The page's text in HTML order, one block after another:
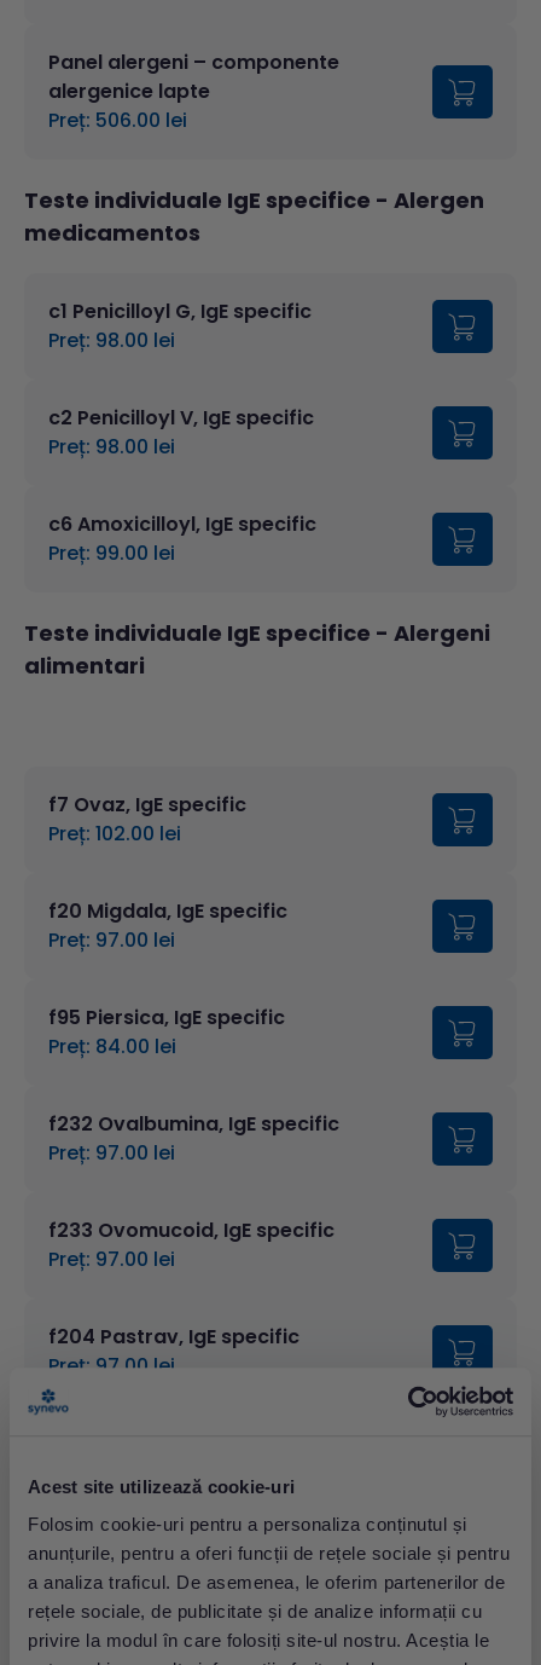
Acest site utilizează cookie-uri
Folosim cookie-uri pentru a personaliza conținutul și
anunțurile, pentru a oferi funcții de rețele sociale și pentru
a analiza traficul. De asemenea, le oferim partenerilor de
rețele sociale, de publicitate și de analize informații cu
privire la modul în care folosiți site-ul nostru. Aceștia le
Panel alergeni – componente
alergenice lapte
Preț: 506.00 lei
Teste individuale IgE specifice - Alergen
medicamentos
c1 Penicilloyl G, IgE specific
Preț: 98.00 lei
c2 Penicilloyl V, IgE specific
Preț: 98.00 lei
c6 Amoxicilloyl, IgE specific
Preț: 99.00 lei
Teste individuale IgE specifice - Alergeni
alimentari
f7 Ovaz, IgE specific
Preț: 102.00 lei
f20 Migdala, IgE specific
Preț: 97.00 lei
f95 Piersica, IgE specific
Preț: 84.00 lei
f232 Ovalbumina, IgE specific
Preț: 97.00 lei
f233 Ovomucoid, IgE specific
Preț: 97.00 lei
f204 Pastrav, IgE specific
Preț: 97.00 lei
f323 Conalbumina, IgE specific
Preț: 102.00 lei
f83 Carne de pui, IgE specific